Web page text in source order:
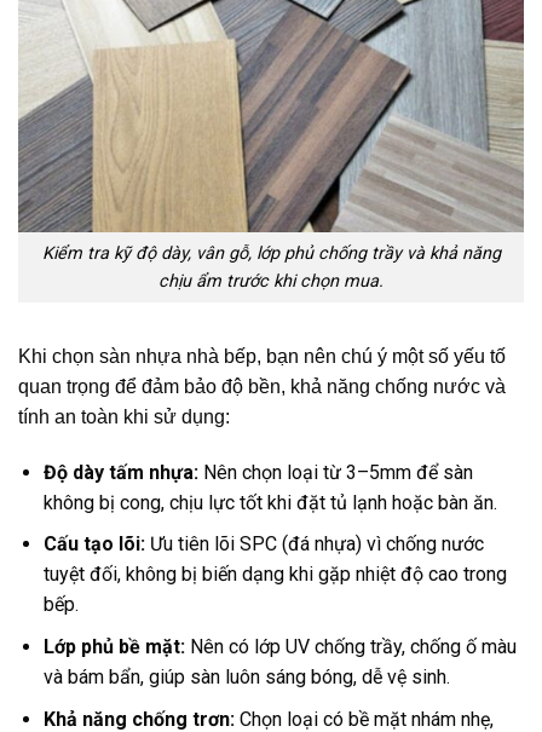
Kiểm tra kỹ độ dày, vân gỗ, lớp phủ chống trầy và khả năng
chịu ẩm trước khi chọn mua.
Khi chọn sàn nhựa nhà bếp, bạn nên chú ý một số yếu tố
quan trọng để đảm bảo độ bền, khả năng chống nước và
tính an toàn khi sử dụng:
Độ dày tấm nhựa:Nên chọn loại từ 3–5mm để sàn
không bị cong, chịu lực tốt khi đặt tủ lạnh hoặc bàn ăn.
Cấu tạo lõi:Ưu tiên lõi SPC (đá nhựa) vì chống nước
tuyệt đối, không bị biến dạng khi gặp nhiệt độ cao trong
bếp.
Lớp phủ bề mặt:Nên có lớp UV chống trầy, chống ố màu
và bám bẩn, giúp sàn luôn sáng bóng, dễ vệ sinh.
Khả năng chống trơn:Chọn loại có bề mặt nhám nhẹ,